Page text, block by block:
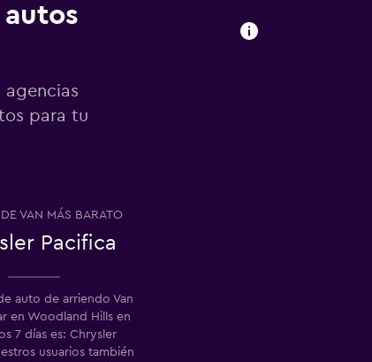
para tu
VAN MÁS BARATO
Pacifica
auto de arriendo Van
en Woodland Hills en
7 días es: Chrysler
usuarios también